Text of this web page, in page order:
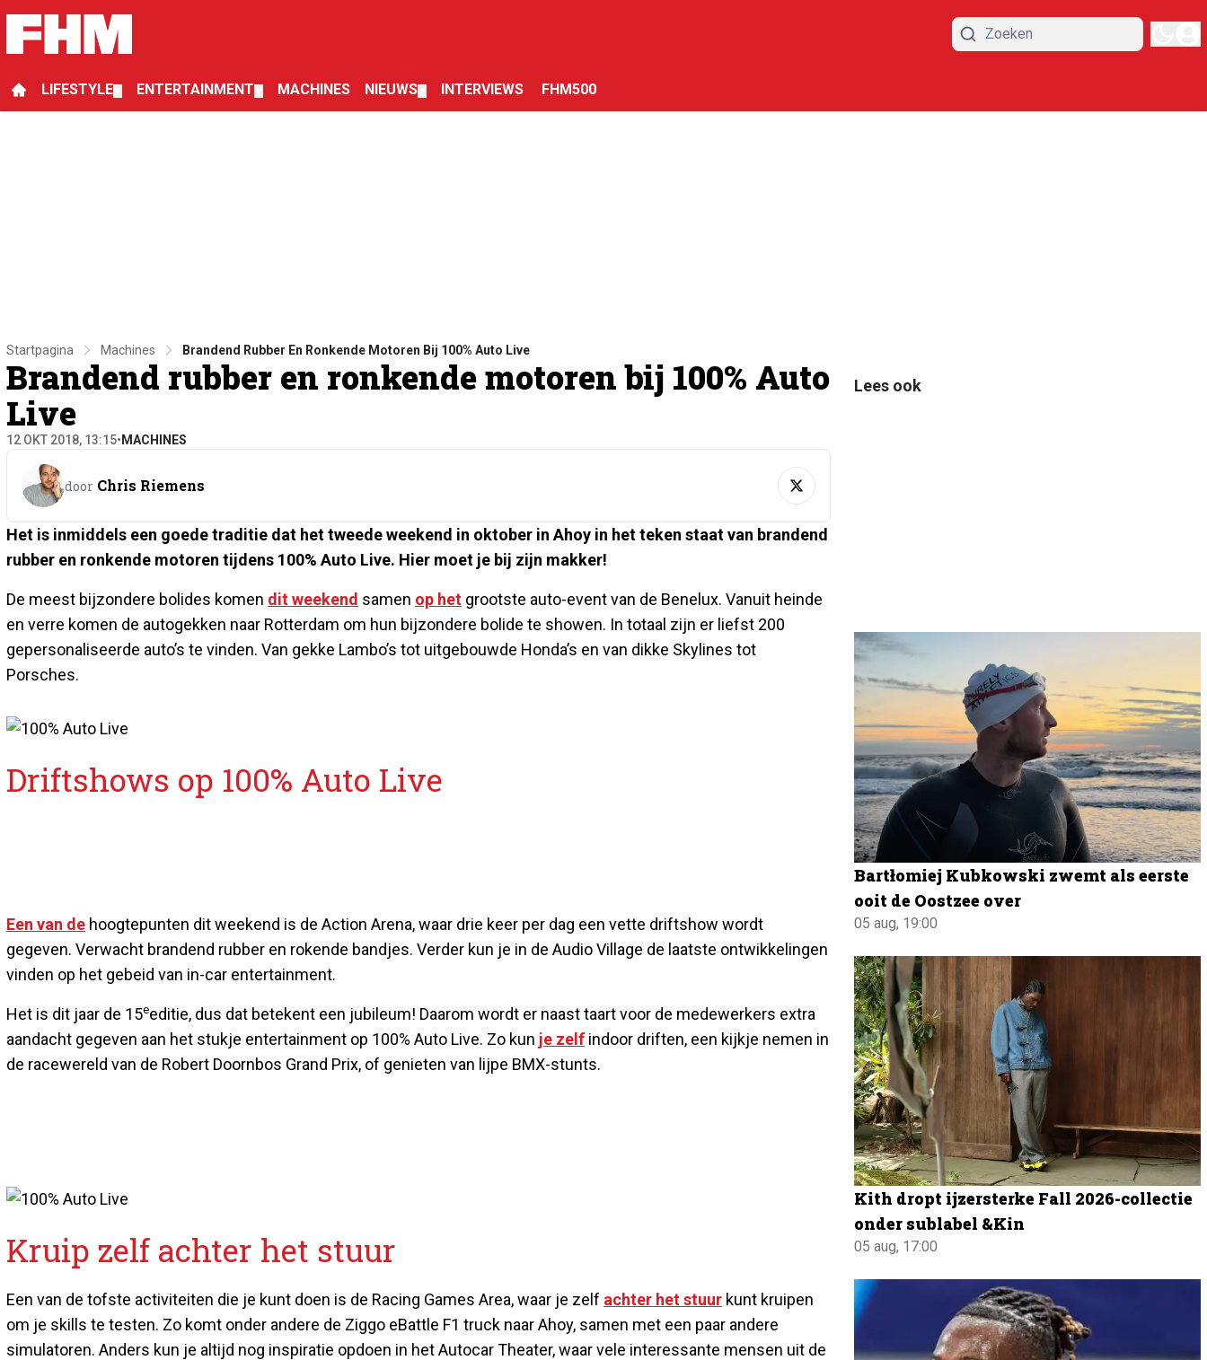
LIFESTYLE ENTERTAINMENT MACHINES NIEUWS INTERVIEWS FHM500
Startpagina Machines Brandend Rubber En Ronkende Motoren Bij 100% Auto Live
Brandend rubber en ronkende motoren bij 100% Auto
Live
12 OKT 2018, 13:15• MACHINES
door Chris Riemens
Het is inmiddels een goede traditie dat het tweede weekend in oktober in Ahoy in het teken staat van brandend
rubber en ronkende motoren tijdens 100% Auto Live. Hier moet je bij zijn makker!
De meest bijzondere bolides komen dit weekend samen op het grootste auto-event van de Benelux. Vanuit heinde
en verre komen de autogekken naar Rotterdam om hun bijzondere bolide te showen. In totaal zijn er liefst 200
gepersonaliseerde auto’s te vinden. Van gekke Lambo’s tot uitgebouwde Honda’s en van dikke Skylines tot
Porsches.
Driftshows op 100% Auto Live
Een van de hoogtepunten dit weekend is de Action Arena, waar drie keer per dag een vette driftshow wordt
gegeven. Verwacht brandend rubber en rokende bandjes. Verder kun je in de Audio Village de laatste ontwikkelingen
vinden op het gebeid van in-car entertainment.
Het is dit jaar de 15eeditie, dus dat betekent een jubileum! Daarom wordt er naast taart voor de medewerkers extra
aandacht gegeven aan het stukje entertainment op 100% Auto Live. Zo kun je zelf indoor driften, een kijkje nemen in
de racewereld van de Robert Doornbos Grand Prix, of genieten van lijpe BMX-stunts.
Kruip zelf achter het stuur
Een van de tofste activiteiten die je kunt doen is de Racing Games Area, waar je zelf achter het stuur kunt kruipen
om je skills te testen. Zo komt onder andere de Ziggo eBattle F1 truck naar Ahoy, samen met een paar andere
simulatoren. Anders kun je altijd nog inspiratie opdoen in het Autocar Theater, waar vele interessante mensen uit de
Lees ook
Bartłomiej Kubkowski zwemt als eerste
ooit de Oostzee over
05 aug, 19:00
Kith dropt ijzersterke Fall 2026-collectie
onder sublabel &Kin
05 aug, 17:00